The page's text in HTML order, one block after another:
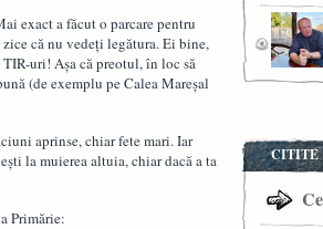
exact a făcut o parcare pentru
că nu vedeţi legătura. Ei bine,
uri! Aşa că preotul, în loc să
(de exemplu pe Calea Mareşal
aprinse, chiar fete mari. Iar
la muierea altuia, chiar dacă a ta
Primărie:
Bunul
CITITE